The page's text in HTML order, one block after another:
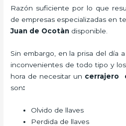
Razón suficiente por lo que
de empresas especializadas en
Juan de Ocotàn disponible.
Sin embargo, en la prisa del día
inconvenientes de todo tipo y
hora de necesitar un cerrajero
son:
Olvido de llaves
Perdida de llaves